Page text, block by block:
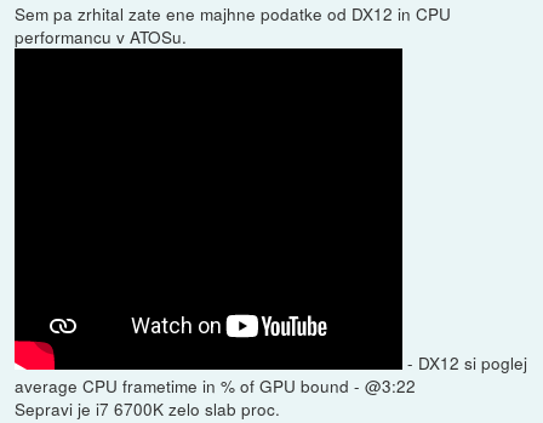
Sem pa zrhital zate ene majhne podatke od DX12 in CPU
performancu v ATOSu.
- DX12 si poglej
average CPU frametime in % of GPU bound - @3:22
Sepravi je i7 6700K zelo slab proc.